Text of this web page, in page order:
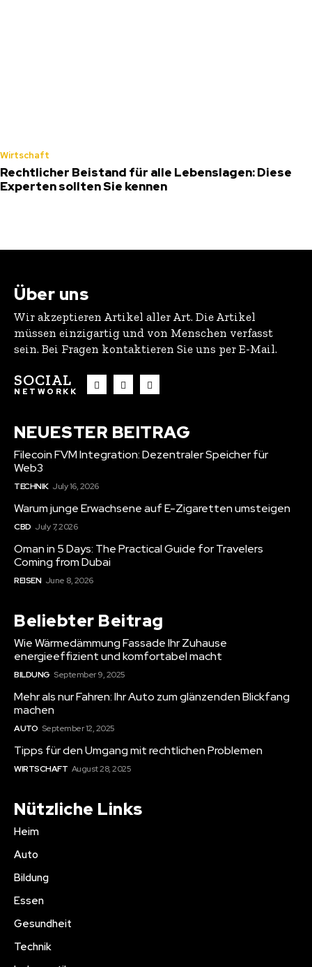
Wirtschaft
Rechtlicher Beistand für alle Lebenslagen: Diese
Experten sollten Sie kennen
Über uns
Wir akzeptieren Artikel aller Art. Die Artikel
müssen einzigartig und von Menschen verfasst
sein. Bei Fragen kontaktieren Sie uns per E-Mail.
SOCIAL
NETWORKK
NEUESTER BEITRAG
Filecoin FVM Integration: Dezentraler Speicher für
Web3
TECHNIK July 16, 2026
Warum junge Erwachsene auf E-Zigaretten umsteigen
CBD July 7, 2026
Oman in 5 Days: The Practical Guide for Travelers
Coming from Dubai
REISEN June 8, 2026
Beliebter Beitrag
Wie Wärmedämmung Fassade Ihr Zuhause
energieeffizient und komfortabel macht
BILDUNG September 9, 2025
Mehr als nur Fahren: Ihr Auto zum glänzenden Blickfang
machen
AUTO September 12, 2025
Tipps für den Umgang mit rechtlichen Problemen
WIRTSCHAFT August 28, 2025
Nützliche Links
Heim
Auto
Bildung
Essen
Gesundheit
Technik